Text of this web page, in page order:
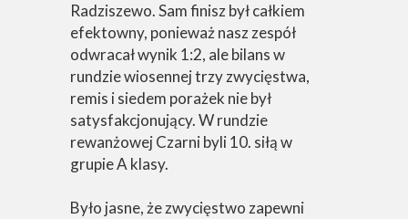
Radziszewo. Sam finisz był całkiem
efektowny, ponieważ nasz zespół
odwracał wynik 1:2, ale bilans w
rundzie wiosennej trzy zwycięstwa,
remis i siedem porażek nie był
satysfakcjonujący. W rundzie
rewanżowej Czarni byli 10. siłą w
grupie A klasy.
Było jasne, że zwycięstwo zapewni